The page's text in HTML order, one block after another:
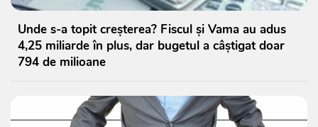
Unde s-a topit creșterea? Fiscul și Vama au adus
4,25 miliarde în plus, dar bugetul a câștigat doar
794 de milioane